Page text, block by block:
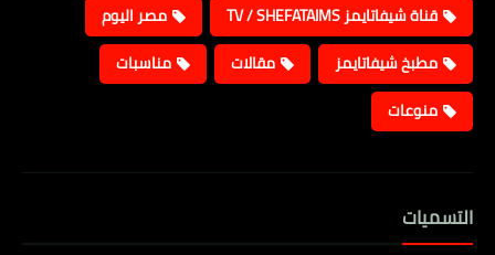
قناة شيفاتايمز TV / SHEFATAIMS
مصر اليوم
مطبخ شيفاتايمز
مقالات
مناسبات
منوعات
التسميات